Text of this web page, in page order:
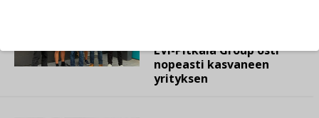
LVI-Pitkälä Group osti
nopeasti kasvaneen
yrityksen